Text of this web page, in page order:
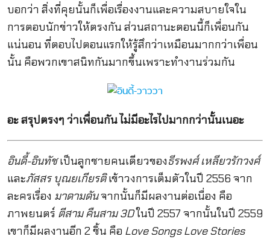
บอกว่า สิ่งที่คุยนั้นก็เพื่อเรื่องงานและความสบายใจใน
การตอบนักข่าวให้ตรงกัน ส่วนสถานะตอนนี้ก็เพื่อนกัน
แน่นอน ที่ตอบไปตอนแรกให้รู้สึกว่าเหมือนมากกว่าเพื่อน
นั้น คือพวกเขาสนิทกันมากขึ้นเพราะทำงานร่วมกัน
อะ สรุปตรงๆ ว่าเพื่อนกัน ไม่มีอะไรไปมากกว่านั้นเนอะ
อินดี้-อินทัชเป็นลูกชายคนเดียวของธีรพงศ์ เหลียวรักวงศ์
และภัสสร บุณยเกียรติเข้าวงการเต็มตัวในปี 2556 จาก
ละครเรื่อง มาดามดันจากนั้นก็มีผลงานต่อเนื่อง คือ
ภาพยนตร์ ตีสาม คืนสาม 3Dในปี 2557 จากนั้นในปี 2559
เขาก็มีผลงานอีก 2 ชิ้น คือ Love Songs Love Stories